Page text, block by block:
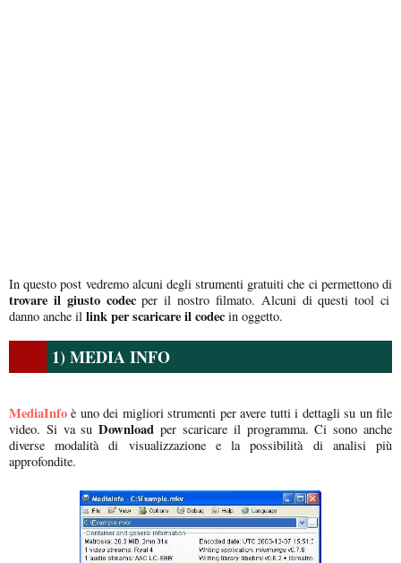
In questo post vedremo alcuni degli strumenti gratuiti che ci permettono di
trovare il giusto codecper il nostro filmato. Alcuni di questi tool ci
danno anche il link per scaricare il codec in oggetto.
1) MEDIA INFO
MediaInfo è uno dei migliori strumenti per avere tutti i dettagli su un file
video. Si va su Download per scaricare il programma. Ci sono anche
diverse modalità di visualizzazione e la possibilità di analisi più
approfondite.